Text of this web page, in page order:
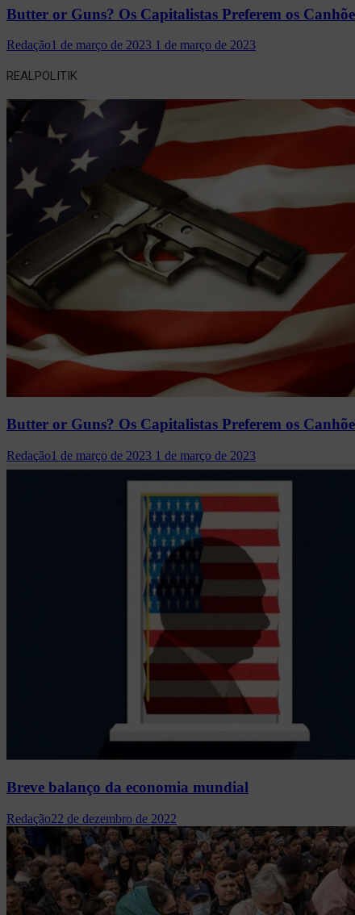
Butter or Guns? Os Capitalistas Preferem os
Redação1 de março de 2023 1 de março de 2023
REALPOLITIK
Butter or Guns? Os Capitalistas Preferem os
Redação1 de março de 2023 1 de março de 2023
Breve balanço da economia mundial
Redação22 de dezembro de 2022